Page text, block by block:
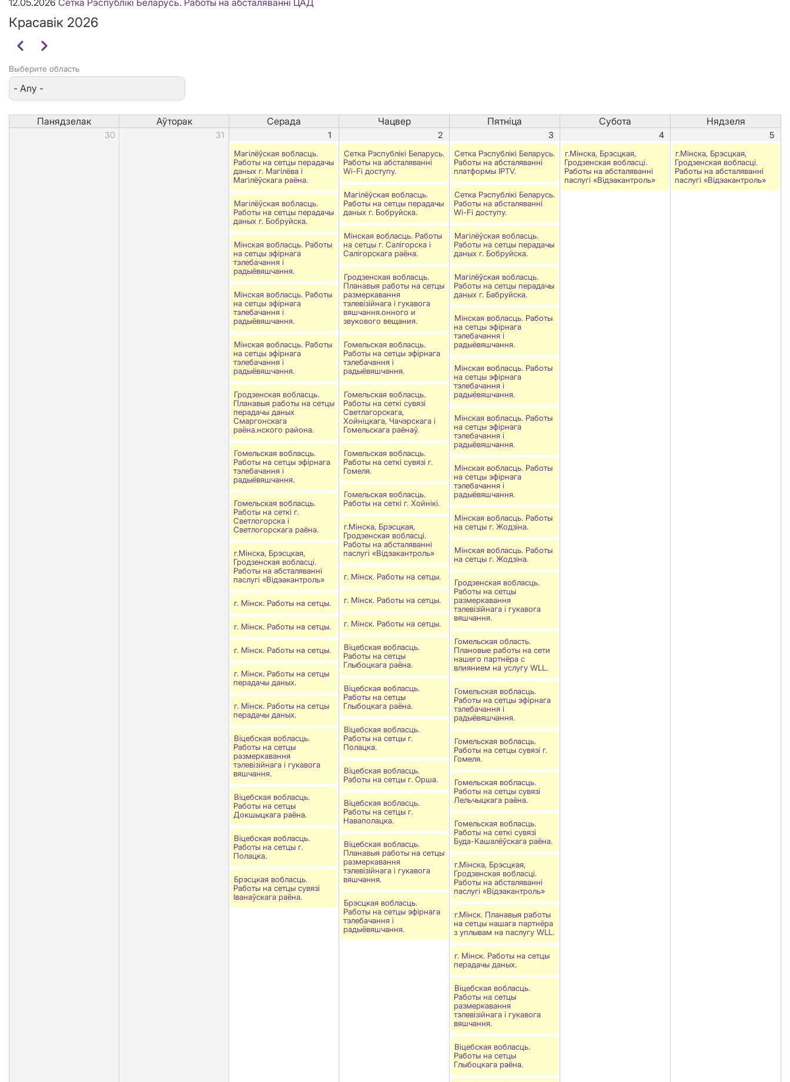
12.05.2026 Сетка Рэспублікі Беларусь. Работы на абсталяванні ЦАД
Красавік 2026
Pagination
ПапярэдніНаступны
Выберите область
Панядзелак Аўторак Серада Чацвер Пятніца Субота Нядзеля
30 31 1 2 3 4 5
Магілёўская вобласць.
Работы на сетцы перадачы
даных г. Магілёва і
Магілёўскага раёна.
Магілёўская вобласць.
Работы на сетцы перадачы
даных г. Бобруйска.
Мінская вобласць. Работы
на сетцы эфірнага
тэлебачання і
радыёвяшчання.
Мінская вобласць. Работы
на сетцы эфірнага
тэлебачання і
радыёвяшчання.
Мінская вобласць. Работы
на сетцы эфірнага
тэлебачання і
радыёвяшчання.
Гродзенская вобласць.
Планавыя работы на сетцы
перадачы даных
Смаргонскага
раёна.нского района.
Гомельская вобласць.
Работы на сетцы эфірнага
тэлебачання і
радыёвяшчання.
Гомельская вобласць.
Работы на сеткі г.
Светлогорска і
Светлогорскага раёна.
г.Мінска, Брэсцкая,
Гродзенская вобласці.
Работы на абсталяваннi
паслугi «Вiдэакантроль»
г. Мінск. Работы на сетцы.
г. Мінск. Работы на сетцы.
г. Мінск. Работы на сетцы.
г. Мінск. Работы на сетцы
перадачы даных.
г. Мінск. Работы на сетцы
перадачы даных.
Віцебская вобласць.
Работы на сетцы
размеркавання
тэлевізійнага і гукавога
вяшчання.
Віцебская вобласць.
Работы на сетцы
Докшыцкага раёна.
Віцебская вобласць.
Работы на сетцы г.
Полацка.
Брэсцкая вобласць.
Работы на сетцы сувязі
Іванаўскага раёна.
Сетка Рэспублiкi Беларусь.
Работы на абсталяванні
Wi-Fi доступу.
Магілёўская вобласць.
Работы на сетцы перадачы
даных г. Бобруйска.
Мінская вобласць. Работы
на сетцы г. Салігорска і
Салігорскага раёна.
Гродзенская вобласць.
Планавыя работы на сетцы
размеркавання
тэлевізійнага і гукавога
вяшчання.онного и
звукового вещания.
Гомельская вобласць.
Работы на сетцы эфірнага
тэлебачання і
радыёвяшчання.
Гомельская вобласць.
Работы на сеткі сувязі
Светлагорскага,
Хойніцкага, Чачэрскага і
Гомельскага раёнаў.
Гомельская вобласць.
Работы на сеткі сувязі г.
Гомеля.
Гомельская вобласць.
Работы на сеткі г. Хойнiкi.
г.Мінска, Брэсцкая,
Гродзенская вобласці.
Работы на абсталяваннi
паслугi «Вiдэакантроль»
г. Мінск. Работы на сетцы.
г. Мінск. Работы на сетцы.
г. Мінск. Работы на сетцы.
Віцебская вобласць.
Работы на сетцы
Глыбоцкага раёна.
Віцебская вобласць.
Работы на сетцы
Глыбоцкага раёна.
Віцебская вобласць.
Работы на сетцы г.
Полацка.
Віцебская вобласць.
Работы на сетцы г. Орша.
Віцебская вобласць.
Работы на сетцы г.
Наваполацка.
Віцебская вобласць.
Планавыя работы на сетцы
размеркавання
тэлевізійнага і гукавога
вяшчання.
Брэсцкая вобласць.
Работы на сетцы эфірнага
тэлебачання і
радыёвяшчання.
Сетка Рэспублікі Беларусь.
Работы на абсталяванні
платформы IPTV.
Сетка Рэспублiкi Беларусь.
Работы на абсталяванні
Wi-Fi доступу.
Магілёўская вобласць.
Работы на сетцы перадачы
даных г. Бобруйска.
Магілёўская вобласць.
Работы на сетцы перадачы
даных г. Бабруйска.
Мінская вобласць. Работы
на сетцы эфірнага
тэлебачання і
радыёвяшчання.
Мінская вобласць. Работы
на сетцы эфірнага
тэлебачання і
радыёвяшчання.
Мінская вобласць. Работы
на сетцы эфірнага
тэлебачання і
радыёвяшчання.
Мінская вобласць. Работы
на сетцы эфірнага
тэлебачання і
радыёвяшчання.
Мінская вобласць. Работы
на сетцы г. Жодзіна.
Мінская вобласць. Работы
на сетцы г. Жодзiна.
Гродзенская вобласць.
Работы на сетцы
размеркавання
тэлевізійнага і гукавога
вяшчання.
Гомельская область.
Плановые работы на сети
нашего партнёра с
влиянием на услугу WLL.
Гомельская вобласць.
Работы на сетцы эфірнага
тэлебачання і
радыёвяшчання.
Гомельская вобласць.
Работы на сетцы сувязі г.
Гомеля.
Гомельская вобласць.
Работы на сетцы сувязi
Лельчыцкага раёна.
Гомельская вобласць.
Работы на сеткі сувязі
Буда-Кашалёўскага раёна.
г.Мінска, Брэсцкая,
Гродзенская вобласці.
Работы на абсталяваннi
паслугi «Вiдэакантроль»
г.Мінск. Планавыя работы
на сетцы нашага партнёра
з уплывам на паслугу WLL.
г. Мінск. Работы на сетцы
перадачы даных.
Віцебская вобласць.
Работы на сетцы
размеркавання
тэлевізійнага і гукавога
вяшчання.
Віцебская вобласць.
Работы на сетцы
Глыбоцкага раёна.
г.Мінска, Брэсцкая,
Гродзенская вобласці.
Работы на абсталяваннi
паслугi «Вiдэакантроль»
г.Мінска, Брэсцкая,
Гродзенская вобласці.
Работы на абсталяваннi
паслугi «Вiдэакантроль»